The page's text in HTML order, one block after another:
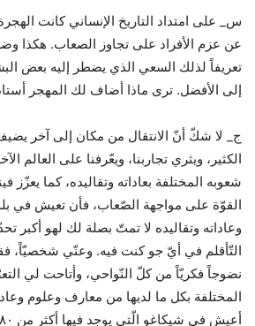
س_ على امتداد التاريخ الإنساني كانت
عن عزم الأفراد على تجاوز الصعاب. هكذا
تعريفاً لذلك السعي الذي يضطر إليه بعض
إلى الأفضل. ترى ماذا أضاف لك المهجر
ج_ لا شكّ أنّ الانتقال من مكان إلى آخر
الكثير، ويثري تجاربنا، ويعّرفنا على العالم
شعوبه المختلفة بعاداته وتقاليده، كما يعزّز
القوّة على مواجهة الصّعاب، فأن تعيش في
وعاداته وتقاليده لا تمتّ بصلة لك لهو أكبر
التّأقلم في أيّ جو كنت فيه. وعنّي شخصيّاً،
نضوجاً فكريّاً من كلّ النّواحي، وأتاحت لي
المختلفة بكل ما لديها من معارف وعلوم